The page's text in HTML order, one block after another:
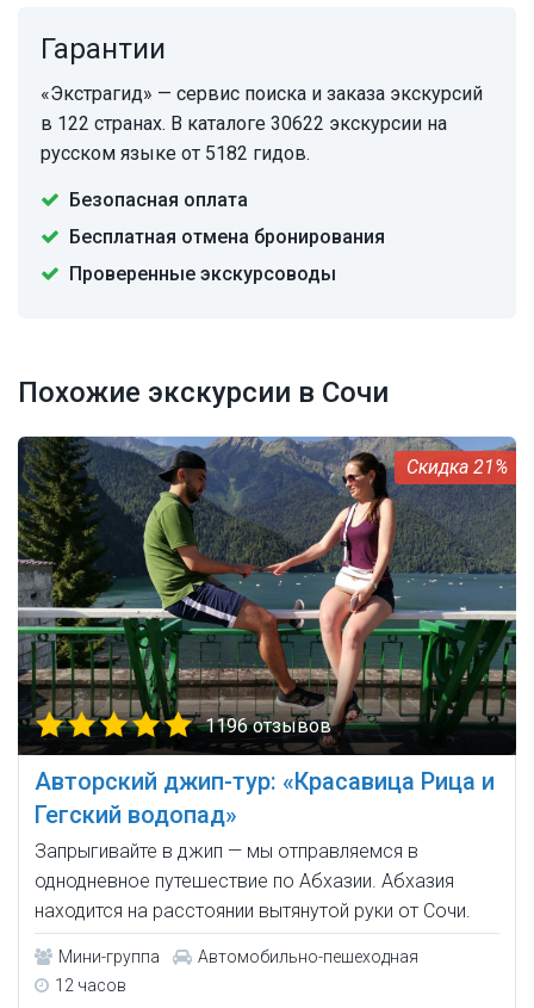
Гарантии
«Экстрагид» — сервис поиска и заказа экскурсий
в 122 странах. В каталоге 30622 экскурсии на
русском языке от 5182 гидов.
Безопасная оплата
Бесплатная отмена бронирования
Проверенные экскурсоводы
Похожие экскурсии в Сочи
21%
1196 отзывов
Авторский джип-тур: «Красавица Рица и
Гегский водопад»
Запрыгивайте в джип — мы отправляемся в
однодневное путешествие по Абхазии. Абхазия
находится на расстоянии вытянутой руки от Сочи.
Мини-группа
Автомобильно-пешеходная
12 часов